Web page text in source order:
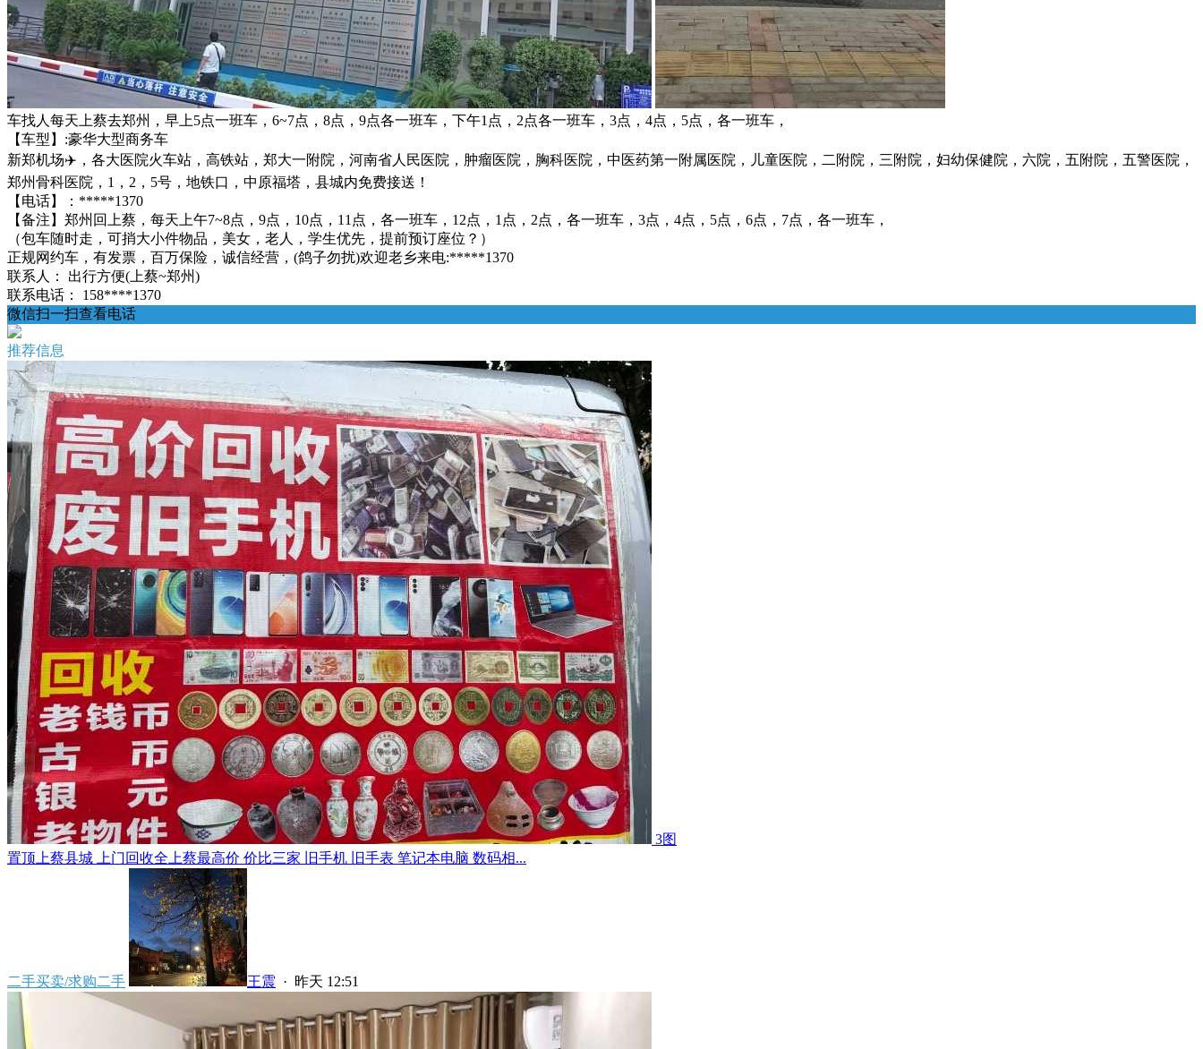
车找人每天上蔡去郑州，早上5点一班车，6~7点，8点，9点各一班车，下午1点，2点各一班车，3点，4点，5点，各一班车，
【车型】:豪华大型商务车
新郑机场✈️，各大医院火车站，高铁站，郑大一附院，河南省人民医院，肿瘤医院，胸科医院，中医药第一附属医院，儿童医院，二附院，三附院，妇幼保健院，六院，五附院，五警医院，
郑州骨科医院，1，2，5号，地铁口，中原福塔，县城内免费接送！
【电话】：*****1370
【备注】郑州回上蔡，每天上午7~8点，9点，10点，11点，各一班车，12点，1点，2点，各一班车，3点，4点，5点，6点，7点，各一班车，
（包车随时走，可捎大小件物品，美女，老人，学生优先，提前预订座位？）
正规网约车，有发票，百万保险，诚信经营，(鸽子勿扰)欢迎老乡来电:*****1370
联系人：
出行方便(上蔡~郑州)
联系电话：
158****1370
微信扫一扫查看电话
推荐信息
3图
置顶 上蔡县城 上门回收全上蔡最高价 价比三家 旧手机 旧手表 笔记本电脑 数码相...
二手买卖/求购二手 王震 · 昨天 12:51